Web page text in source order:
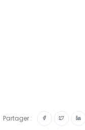
Partager :